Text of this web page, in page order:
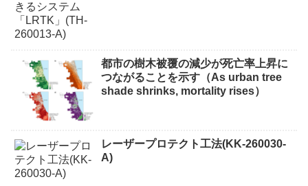
都市の樹木被覆の減少が死亡率上昇に
つながることを示す（As urban tree
shade shrinks, mortality rises）
レーザープロテクト⼯法(KK-260030-
A)